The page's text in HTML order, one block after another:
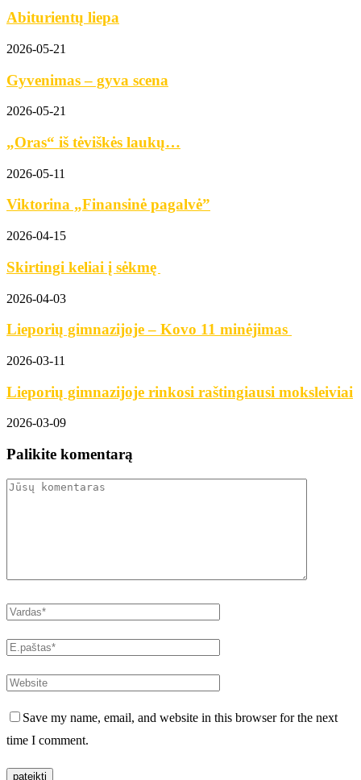
Abiturientų liepa
2026-05-21
Gyvenimas – gyva scena
2026-05-21
„Oras“ iš tėviškės laukų…
2026-05-11
Viktorina „Finansinė pagalvė”
2026-04-15
Skirtingi keliai į sėkmę
2026-04-03
Lieporių gimnazijoje – Kovo 11 minėjimas
2026-03-11
Lieporių gimnazijoje rinkosi raštingiausi moksleiviai
2026-03-09
Palikite komentarą
Save my name, email, and website in this browser for the next
time I comment.